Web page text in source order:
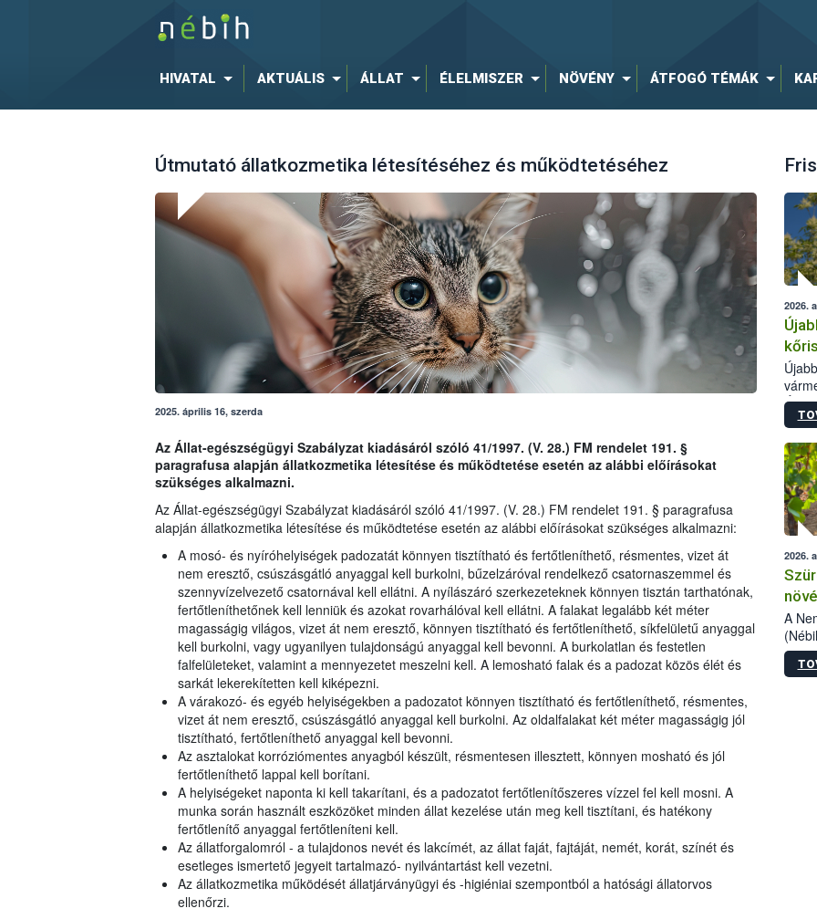
HIVATAL AKTUÁLIS ÁLLAT ÉLELMISZER NÖVÉNY ÁTFOGÓ TÉMÁK
Útmutató állatkozmetika létesítéséhez és működtetéséhez
2025. április 16, szerda
Az Állat-egészségügyi Szabályzat kiadásáról szóló 41/1997. (V. 28.) FM rendelet 191. §
paragrafusa alapján állatkozmetika létesítése és működtetése esetén az alábbi előírásokat
szükséges alkalmazni.
Az Állat-egészségügyi Szabályzat kiadásáról szóló 41/1997. (V. 28.) FM rendelet 191. § paragrafusa
alapján állatkozmetika létesítése és működtetése esetén az alábbi előírásokat szükséges alkalmazni:
A mosó- és nyíróhelyiségek padozatát könnyen tisztítható és fertőtleníthető, résmentes, vizet át
nem eresztő, csúszásgátló anyaggal kell burkolni, bűzelzáróval rendelkező csatornaszemmel és
szennyvízelvezető csatornával kell ellátni. A nyílászáró szerkezeteknek könnyen tisztán tarthatónak,
fertőtleníthetőnek kell lenniük és azokat rovarhálóval kell ellátni. A falakat legalább két méter
magasságig világos, vizet át nem eresztő, könnyen tisztítható és fertőtleníthető, síkfelületű anyaggal
kell burkolni, vagy ugyanilyen tulajdonságú anyaggal kell bevonni. A burkolatlan és festetlen
falfelületeket, valamint a mennyezetet meszelni kell. A lemosható falak és a padozat közös élét és
sarkát lekerekítetten kell kiképezni.
A várakozó- és egyéb helyiségekben a padozatot könnyen tisztítható és fertőtleníthető, résmentes,
vizet át nem eresztő, csúszásgátló anyaggal kell burkolni. Az oldalfalakat két méter magasságig jól
tisztítható, fertőtleníthető anyaggal kell bevonni.
Az asztalokat korróziómentes anyagból készült, résmentesen illesztett, könnyen mosható és jól
fertőtleníthető lappal kell borítani.
A helyiségeket naponta ki kell takarítani, és a padozatot fertőtlenítőszeres vízzel fel kell mosni. A
munka során használt eszközöket minden állat kezelése után meg kell tisztítani, és hatékony
fertőtlenítő anyaggal fertőtleníteni kell.
Az állatforgalomról - a tulajdonos nevét és lakcímét, az állat faját, fajtáját, nemét, korát, színét és
esetleges ismertető jegyeit tartalmazó- nyilvántartást kell vezetni.
Az állatkozmetika működését állatjárványügyi és -higiéniai szempontból a hatósági állatorvos
ellenőrzi.
2026.
2026.
A